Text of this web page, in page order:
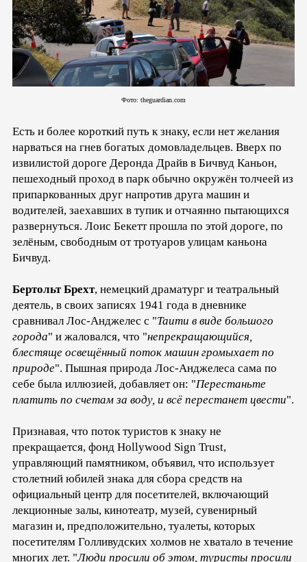
Фото: theguardian.com
Есть и более короткий путь к знаку, если нет желания
нарваться на гнев богатых домовладельцев. Вверх по
извилистой дороге Деронда Драйв в Бичвуд Каньон,
пешеходный проход в парк обычно окружён толчеей из
припаркованных друг напротив друга машин и
водителей, заехавших в тупик и отчаянно пытающихся
развернуться. Лоис Бекетт прошла по этой дороге, по
зелёным, свободным от тротуаров улицам каньона
Бичвуд.
Бертольт Брехт, немецкий драматург и театральный
деятель, в своих записях 1941 года в дневнике
сравнивал Лос-Анджелес с "Таити в виде большого
города" и жаловался, что "непрекращающийся,
блестяще освещённый поток машин громыхает по
природе". Пышная природа Лос-Анджелеса сама по
себе была иллюзией, добавляет он: "Перестаньте
платить по счетам за воду, и всё перестанет цвести".
Признавая, что поток туристов к знаку не
прекращается, фонд Hollywood Sign Trust,
управляющий памятником, объявил, что использует
столетний юбилей знака для сбора средств на
официальный центр для посетителей, включающий
лекционные залы, кинотеатр, музей, сувенирный
магазин и, предположительно, туалеты, которых
посетителям Голливудских холмов не хватало в течение
многих лет. "Люди просили об этом, туристы просили